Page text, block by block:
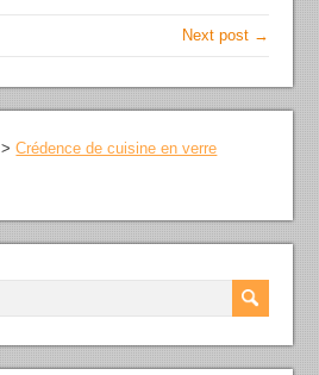
Next post →
>Crédence de cuisine en verre